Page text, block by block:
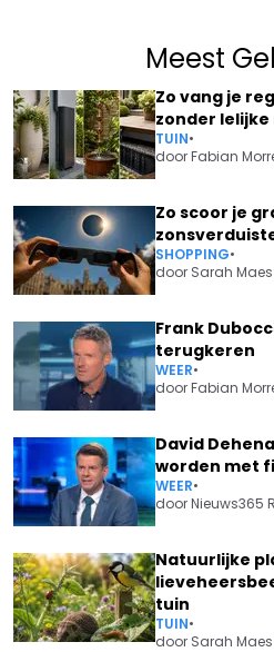
Meest
Zo vang je
zonder
TUIN•
doorFabian
Zo scoor je
SHOPPING•
door Sarah Maes
Frank
terugkeren
WEER•
doorFabian
David
worden met
WEER•
doorNieuws365
Natuurlijke
tuin
TUIN•
door Sarah Maes